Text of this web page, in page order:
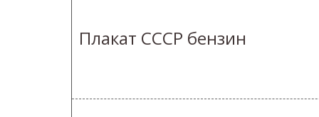
Плакат СССР бензин